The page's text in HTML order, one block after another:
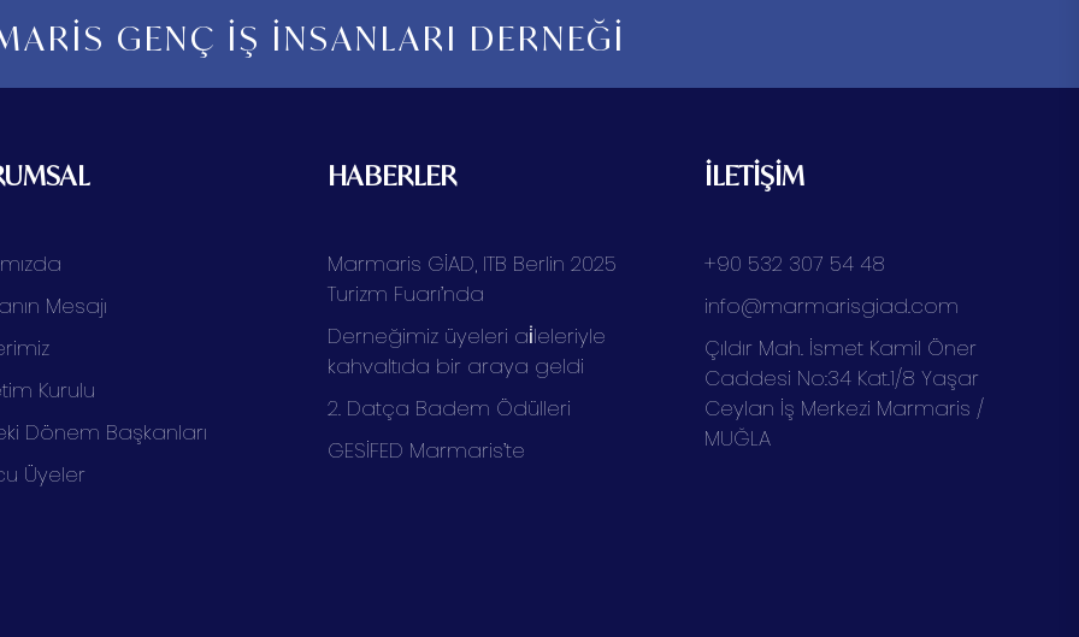
GENÇ İŞ İNSANLARI DERNEĞİ
Mesajı
Kurulu
Dönem Başkanları
Üyeler
HABERLER
Marmaris GİAD, ITB Berlin 2025
Turizm Fuarı’nda
Derneğimiz üyeleri ai̇leleriyle
kahvaltıda bir araya geldi
2. Datça Badem Ödülleri
GESİFED Marmaris’te
İLETİŞİM
+90 532 307 54 48
info@marmarisgiad.com
Çıldır Mah. İsmet Kamil Öner
Caddesi No:34 Kat.1/8 Yaşar
Ceylan İş Merkezi Marmaris /
MUĞLA